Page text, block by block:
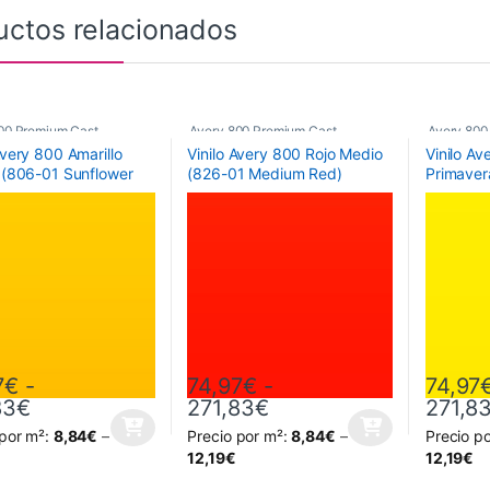
relacionados
Premium Cast
800 Amarillo
(806-01 Sunflower
€ -
€Rango de precios: desde 74,97€ hasta
m²: 8,84€ –
tiene múltiples variantes. Las opciones se pueden elegir en la
Avery 800 Premium Cast
Vinilo Avery 800 Rojo Medio
(826-01 Medium Red)
74,97€ -
271,83€Rango de precios:
Precio por m²:8,84€ –
12,19€
Este producto tiene múltiples variantes.
Avery
Vinilo
Yellow)
74,97
Precio
12,19€
Este